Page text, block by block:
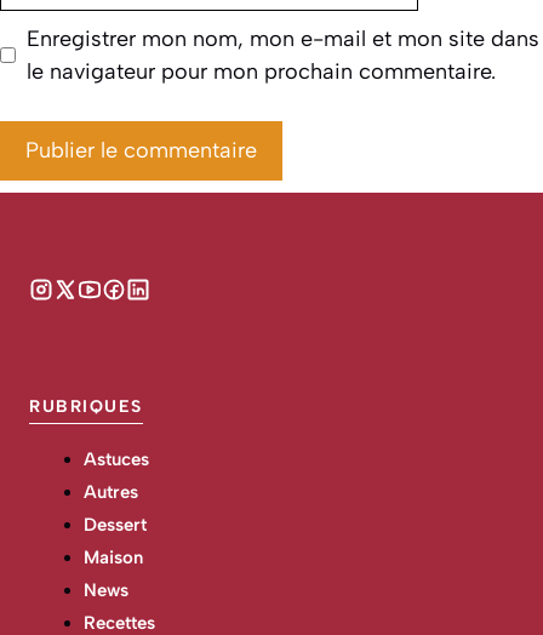
Enregistrer mon nom, mon e-mail et mon site dans
le navigateur pour mon prochain commentaire.
RUBRIQUES
Astuces
Autres
Dessert
Maison
News
Recettes